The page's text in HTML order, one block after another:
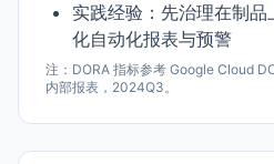
实践经验：先治理在制
化自动化报表与预警
注：DORA 指标参考 Google Cloud
内部报表，2024Q3。